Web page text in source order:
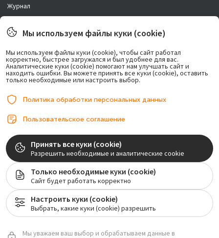
Журнал
Правовая информация
Возможно лечение в рассрочку.
© 2017-2026, ООО «Центр имплантации». Любое использование либо
копирование материалов или подборки материалов сайта, элементов
дизайна и оформления допускается лишь с разрешения правообладателя и
только со ссылкой на источник: implantolog-fedorov.ru
Лицензия на осуществление медицинской деятельности №ЛО-77-01-020128
Мы собираем обезличенные метаданные (файлы cookie) для нормального
функционирования сайт.
данных
Соглашение на обработку персональных данных
Мы используем файлы куки (cookie)
Мы используем файлы куки (cookie), чтобы сайт работал
корректно, быстрее загружался и был удобнее для вас.
Аналитические куки (cookie) помогают нам улучшать сайт и
находить ошибки. Вы можете принять все куки (cookie), оставить
только необходимые или настроить выбор.
Политика обработки персональных данных
Пользовательское соглашение
Принять все куки (cookie)
Разрешить необходимые и аналитические cookie
Только необходимые куки (cookie)
Сайт будет работать корректно
Настроить куки (cookie)
Выбрать, какие куки (cookie) разрешить
Мы уважаем ваш выбор и обрабатываем данные в